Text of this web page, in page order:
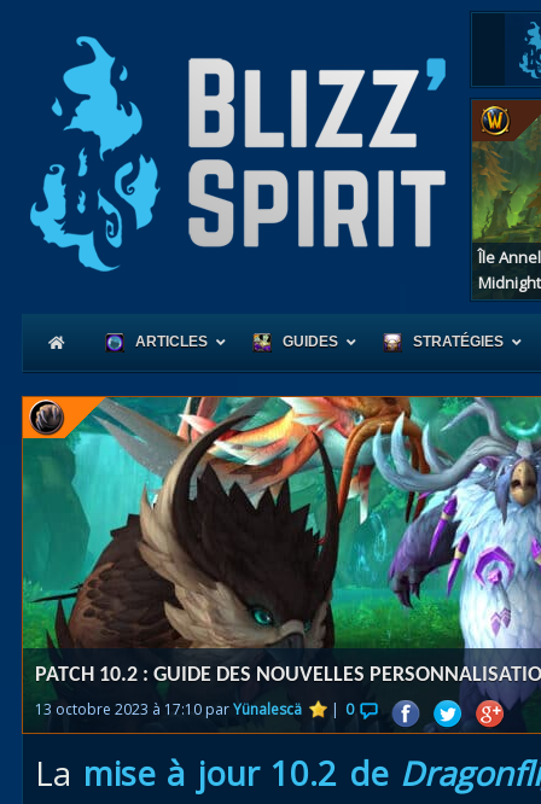
Île
Midnight
ARTICLES GUIDES
Coeur
Races
alliées
des îles
STRATÉGIES
PATCH 10.2 : GUIDE DES NOUVELLES
13 octobre 2023 à 17:10 parYünalescä | 0
La mise à jour 10.2 de